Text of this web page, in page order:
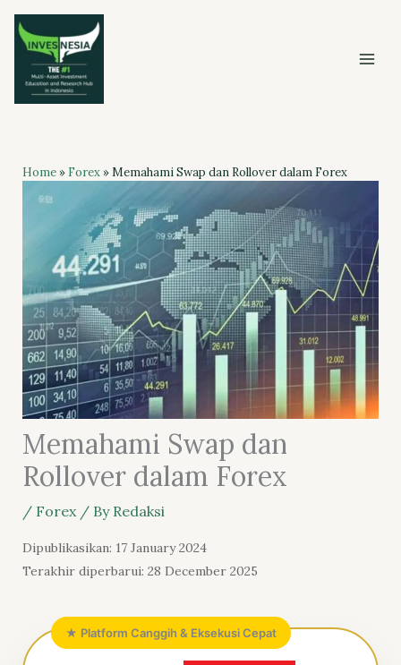
Skip
content
Home» Forex»Memahami Swap dan Rollover dalam Forex
Memahami Swap dan
Rollover dalam Forex
/ Forex/ By Redaksi
Dipublikasikan: 17 January 2024
Terakhir diperbarui: 28 December 2025
★ Platform Canggih & Eksekusi Cepat